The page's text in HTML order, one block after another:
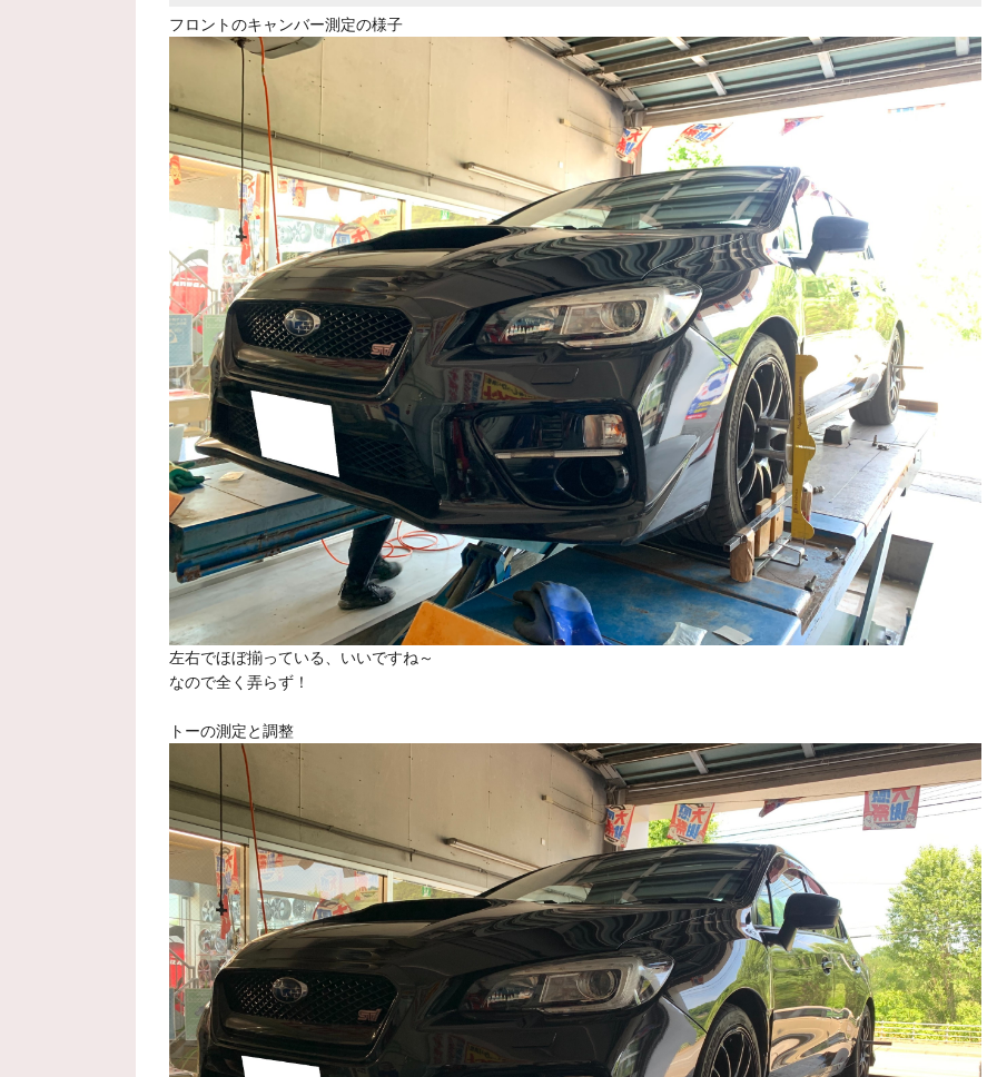
フロントのキャンバー測定の様子
左右でほぼ揃っている、いいですね～
なので全く弄らず！
トーの測定と調整